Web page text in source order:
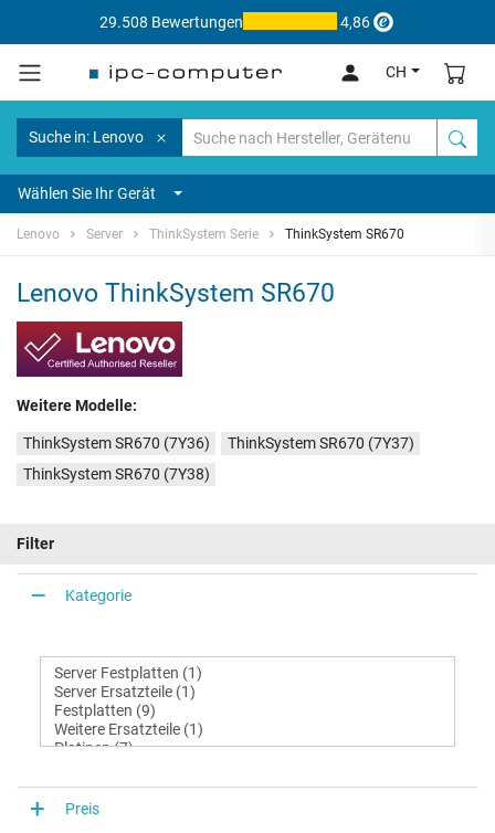
29.508 Bewertungen 4,86
CH
Suche in: Lenovo
Wählen Sie Ihr Gerät
Lenovo Server ThinkSystem Serie ThinkSystem SR670
Lenovo ThinkSystem SR670
Weitere Modelle:
ThinkSystem SR670 (7Y36)
ThinkSystem SR670 (7Y37)
ThinkSystem SR670 (7Y38)
Filter
Kategorie
Preis